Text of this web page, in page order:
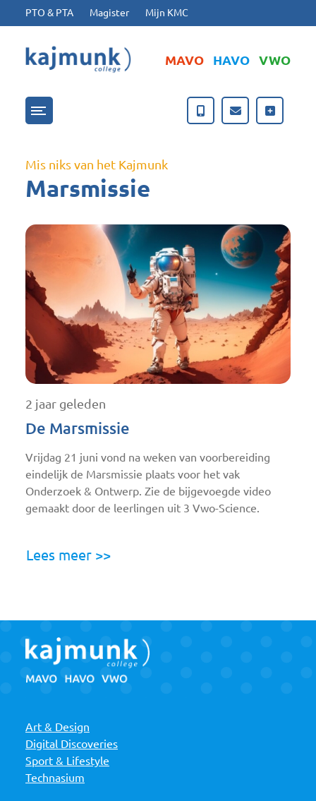
Ga naar hoofdinhoud
Ga naar footer
PTO & PTA Magister Mijn KMC
MAVO HAVO VWO
Menu openen/sluiten
Mis niks van het Kajmunk
Marsmissie
2 jaar geleden
De Marsmissie
Vrijdag 21 juni vond na weken van voorbereiding
eindelijk de Marsmissie plaats voor het vak
Onderzoek & Ontwerp. Zie de bijgevoegde video
gemaakt door de leerlingen uit 3 Vwo-Science.
Lees meer >>
Art & Design
Digital Discoveries
Sport & Lifestyle
Technasium